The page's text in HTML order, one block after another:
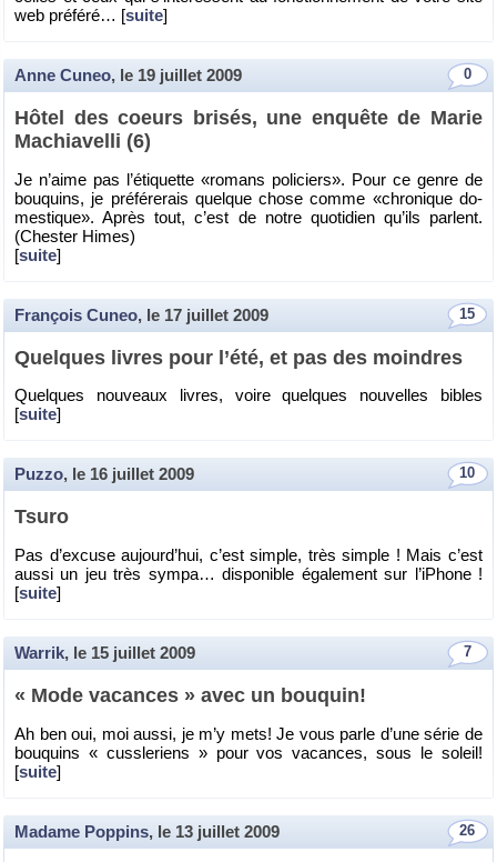
web pré­féré… [suite]
0
Anne Cuneo, le 19 juillet 2009
Hôtel des coeurs bri­sés, une en­quête de Marie
Ma­chia­velli (6)
Je n’aime pas l’éti­quette «ro­mans po­li­ciers». Pour ce genre de
bou­quins, je pré­fé­re­rais quelque chose comme «chro­nique do­
mes­tique». Après tout, c’est de notre quo­ti­dien qu’ils parlent.
(Ches­ter Himes)
[suite]
15
François Cuneo, le 17 juillet 2009
Quelques livres pour l’été, et pas des moindres
Quelques nou­veaux livres, voire quelques nou­velles bibles
[suite]
10
Puzzo, le 16 juillet 2009
Tsuro
Pas d’ex­cuse au­jour­d’hui, c’est simple, très simple ! Mais c’est
aussi un jeu très sympa… dis­po­nible éga­le­ment sur l’iPhone !
[suite]
7
Warrik, le 15 juillet 2009
« Mode va­cances » avec un bou­quin!
Ah ben oui, moi aussi, je m’y mets! Je vous parle d’une série de
bou­quins « cuss­le­riens » pour vos va­cances, sous le so­leil!
[suite]
26
Madame Poppins, le 13 juillet 2009